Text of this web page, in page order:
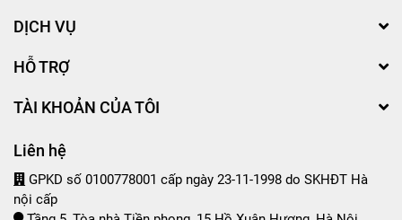
DỊCH VỤ
HỖ TRỢ
TÀI KHOẢN CỦA TÔI
Liên hệ
GPKD số 0100778001 cấp ngày 23-11-1998 do SKHĐT Hà
nội cấp